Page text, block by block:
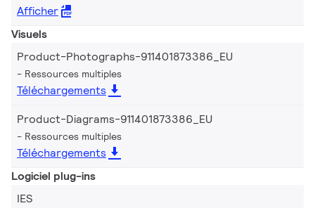
Afficher
Visuels
Product-Photographs-911401873386_EU
Ressources multiples
Téléchargements
Product-Diagrams-911401873386_EU
Ressources multiples
Téléchargements
Logiciel plug-ins
IES